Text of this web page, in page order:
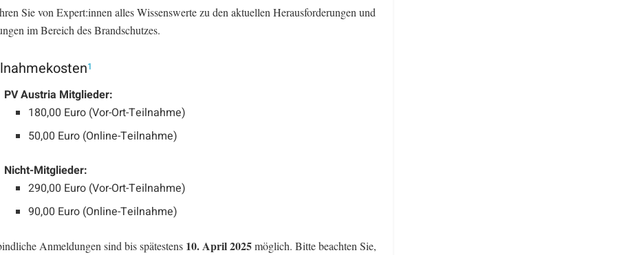
Sie von Expert:innen alles Wissenswerte zu den aktuellen Herausforderungen und
im Bereich des Brandschutzes.
1
PV Austria Mitglieder:
180,00 Euro (Vor-Ort-Teilnahme)
50,00 Euro (Online-Teilnahme)
Nicht-Mitglieder:
290,00 Euro (Vor-Ort-Teilnahme)
90,00 Euro (Online-Teilnahme)
Anmeldungen sind bis spätestens 10. April 2025möglich. Bitte beachten Sie,